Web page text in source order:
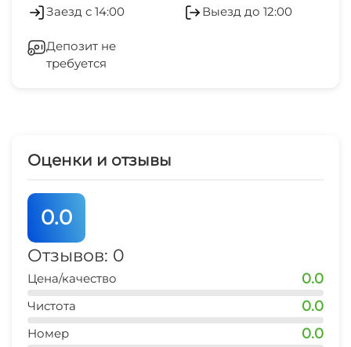
10 мин
10 мин
рынок
10-15 мин
1 мин
Заезд с 14:00 Выезд до 12:00
Депозит не
требуется
Оценки и отзывы
0.0
Отзывов: 0
Цена/качество 0.0
Чистота 0.0
Номер 0.0